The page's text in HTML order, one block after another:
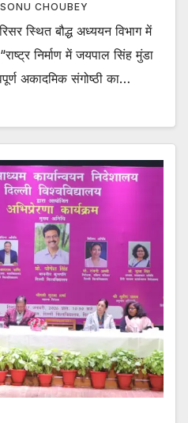
SONU CHOUBEY
स्थित बौद्ध अध्ययन विभाग में
निर्माण में जयपाल सिंह मुंडा
अकादमिक संगोष्ठी का…